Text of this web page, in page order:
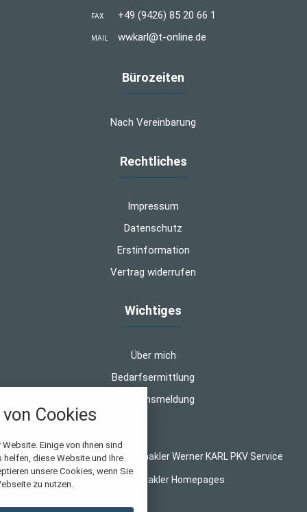
FAX +49 (9426) 85 20 66 1
MAIL wwkarl@t-online.de
Bürozeiten
Nach Vereinbarung
Rechtliches
Impressum
Datenschutz
Erstinformation
Vertrag widerrufen
Wichtiges
Über mich
Bedarfsermittlung
Schadensmeldung
© 2026 WK-Versicherungsmakler Werner KARL PKV Service
Makler Homepages
Cookies
Einige von ihnen sind
diese Website und Ihre
unsere Cookies, wenn Sie
zu nutzen.
alle verwendeten Cookies und
folgende Kategorien zu